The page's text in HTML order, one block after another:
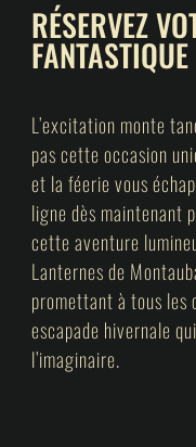
RÉSERVEZ
FANTASTIQUE
L’excitation monte
pas cette occasion
et la féerie vous
ligne dès maintenant
cette aventure
Lanternes de
promettant à tous les
escapade hivernale
l’imaginaire.